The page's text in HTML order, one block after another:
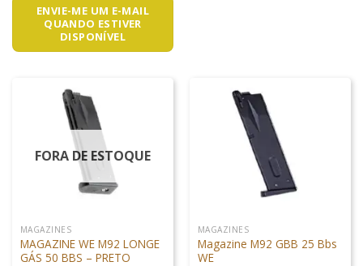
ENVIE-ME UM E-MAIL
QUANDO ESTIVER
DISPONÍVEL
FORA DE ESTOQUE
MAGAZINES
MAGAZINE WE M92 LONGE
GÁS 50 BBS – PRETO
MAGAZINES
Magazine M92 GBB 25 Bbs
WE